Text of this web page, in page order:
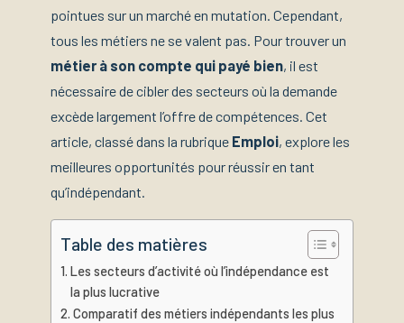
pointues sur un marché en mutation. Cependant,
tous les métiers ne se valent pas. Pour trouver un
métier à son compte qui payé bien, il est
nécessaire de cibler des secteurs où la demande
excède largement l’offre de compétences. Cet
article, classé dans la rubrique Emploi, explore les
meilleures opportunités pour réussir en tant
qu’indépendant.
Table des matières
Les secteurs d’activité où l’indépendance est
la plus lucrative
Comparatif des métiers indépendants les plus